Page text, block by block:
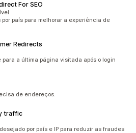
For SEO
país para melhorar a experiência de
Redirects
a última página visitada após o login
de endereços.
traffic
por país e IP para reduzir as fraudes